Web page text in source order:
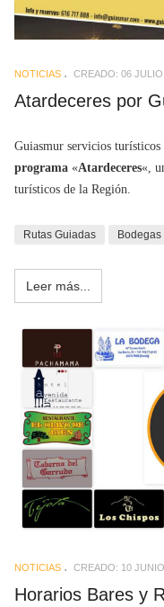
NOTICIAS CREADO: 06
Atardeceres por
Guiasmur servicios
programa «Atardeceres«,
turísticos de la Región.
Rutas Guiadas
Leer más...
NOTICIAS CREADO: 10
Horarios Bares y